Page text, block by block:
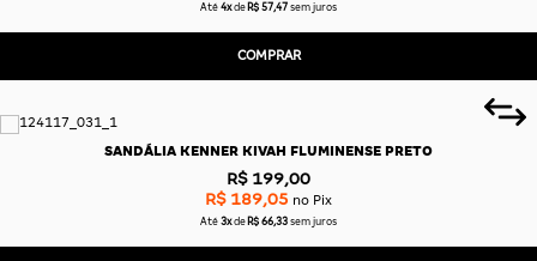
Até 4x de R$ 57,47 sem juros
COMPRAR
SANDÁLIA KENNER KIVAH FLUMINENSE PRETO
R$ 199,00
R$ 189,05 no Pix
Até 3x de R$ 66,33 sem juros